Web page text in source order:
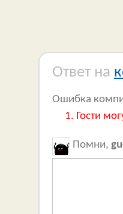
Ответ на
Ошибка
Гости
Помни,